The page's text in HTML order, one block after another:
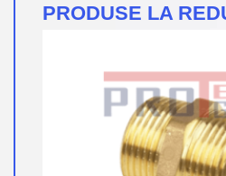
PRODUSE LA